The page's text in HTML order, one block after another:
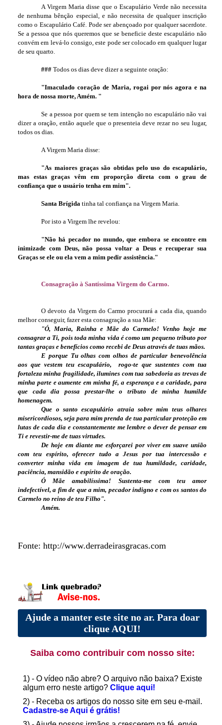
A Virgem Maria disse que o Escapulário Verde não necessita
de nenhuma bênção especial, e não necessita de qualquer inscrição
como o Escapulário Café. Pode ser abençoado por qualquer sacerdote.
Se a pessoa que nós queremos que se beneficie deste escapulário não
convém em levá-lo consigo, este pode ser colocado em qualquer lugar
de seu quarto.
### Todos os dias deve dizer a seguinte oração:
"Imaculado coração de Maria, rogai por nós agora e na
hora de nossa morte, Amém. "
Se a pessoa por quem se tem intenção no escapulário não vai
dizer a oração, então aquele que o presenteia deve rezar no seu lugar,
todos os dias.
A Virgem Maria disse:
"As maiores graças são obtidas pelo uso do escapulário,
mas estas graças vêm em proporção direta com o grau de
confiança que o usuário tenha em mim".
Santa Brígida tinha tal confiança na Virgem Maria.
Por isto a Virgem lhe revelou:
"Não há pecador no mundo, que embora se encontre em
inimizade com Deus, não possa voltar a Deus e recuperar sua
Graças se ele ou ela vem a mim pedir assistência."
Consagração à Santíssima Virgem do Carmo.
O devoto da Virgem do Carmo procurará a cada dia, quando
melhor conseguir, fazer esta consagração a sua Mãe:
"Ó, Maria, Rainha e Mãe do Carmelo! Venho hoje me
consagrar a Ti, pois toda minha vida é como um pequeno tributo por
tantas graças e benefícios como recebi de Deus através de tuas mãos.
E porque Tu olhas com olhos de particular benevolência
aos que vestem teu escapulário, rogo-te que sustentes com tua
fortaleza minha fragilidade, ilumines com tua sabedoria as trevas de
minha parte e aumente em minha fé, a esperança e a caridade, para
que cada dia possa prestar-lhe o tributo de minha humilde
homenagem.
Que o santo escapulário atraia sobre mim teus olhares
misericordiosos, seja para mim prenda de tua particular proteção em
lutas de cada dia e constantemente me lembre o dever de pensar em
Ti e revestir-me de tuas virtudes.
De hoje em diante me esforçarei por viver em suave união
com teu espírito, oferecer tudo a Jesus por tua intercessão e
converter minha vida em imagem de tua humildade, caridade,
paciência, mansidão e espírito de oração.
Ó Mãe amabilíssima! Sustenta-me com teu amor
indefectível, a fim de que a mim, pecador indigno e com os santos do
Carmelo no reino de teu Filho".
Amém.
Fonte: http://www.derradeirasgracas.com
Ajude a manter este site no ar. Para doar
clique AQUI!
Saiba como contribuir com nosso site:
1) - O vídeo não abre? O arquivo não baixa? Existe
algum erro neste artigo? Clique aqui!
2) - Receba os artigos do nosso site em seu e-mail.
Cadastre-se Aqui é grátis!